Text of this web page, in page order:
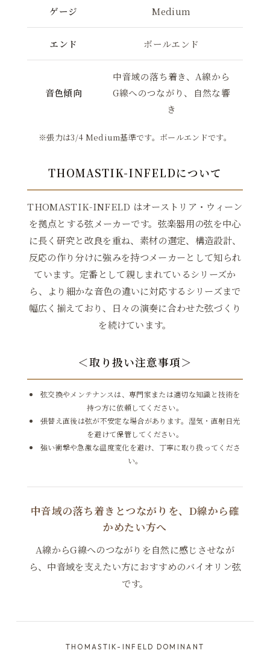
ゲージ Medium
エンド ボールエンド
音色傾向
中音域の落ち着き、A線から
G線へのつながり、自然な響
き
※張力は3/4 Medium基準です。ボールエンドです。
THOMASTIK-INFELDについて
THOMASTIK-INFELD はオーストリア・ウィーン
を拠点とする弦メーカーです。弦楽器用の弦を中心
に長く研究と改良を重ね、素材の選定、構造設計、
反応の作り分けに強みを持つメーカーとして知られ
ています。定番として親しまれているシリーズか
ら、より細かな音色の違いに対応するシリーズまで
幅広く揃えており、日々の演奏に合わせた弦づくり
を続けています。
＜取り扱い注意事項＞
弦交換やメンテナンスは、専門家または適切な知識と技術を
持つ方に依頼してください。
張替え直後は弦が不安定な場合があります。湿気・直射日光
を避けて保管してください。
強い衝撃や急激な温度変化を避け、丁寧に取り扱ってくださ
い。
中音域の落ち着きとつながりを、D線から確
かめたい方へ
A線からG線へのつながりを自然に感じさせなが
ら、中音域を支えたい方におすすめのバイオリン弦
です。
THOMASTIK-INFELD DOMINANT